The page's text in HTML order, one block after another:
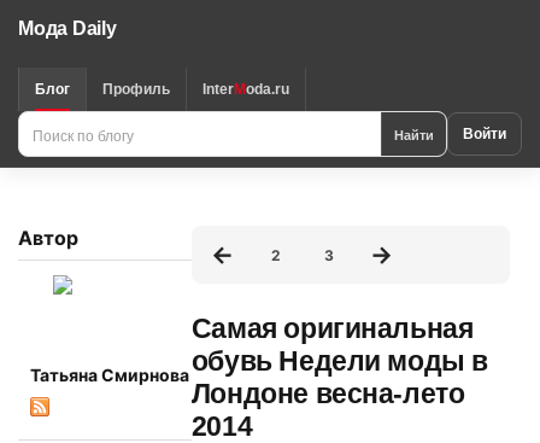
Мода Daily
Блог Профиль InterModa.ru
Поиск
по
блогу
Найти Войти
Автор
Татьяна Смирнова
2 3
Самая оригинальная
обувь Недели моды в
Лондоне весна-лето
2014